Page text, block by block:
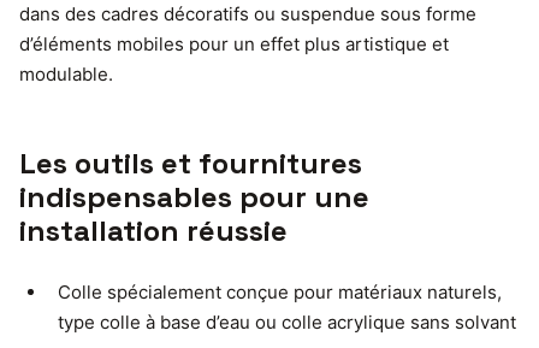
dans des cadres décoratifs ou suspendue sous forme
d’éléments mobiles pour un effet plus artistique et
modulable.
Les outils et fournitures
indispensables pour une
installation réussie
Colle spécialement conçue pour matériaux naturels,
type colle à base d’eau ou colle acrylique sans solvant